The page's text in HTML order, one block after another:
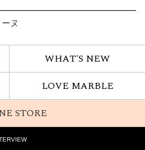
ヌ
WHAT'S NEW
LOVE MARBLE
STORE